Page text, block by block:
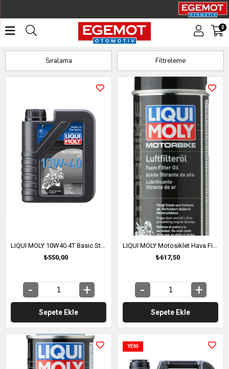
0
Filtreleme
Sıralama
₺550,00
Sepete Ekle
₺617,50
Sepete Ekle
YENI